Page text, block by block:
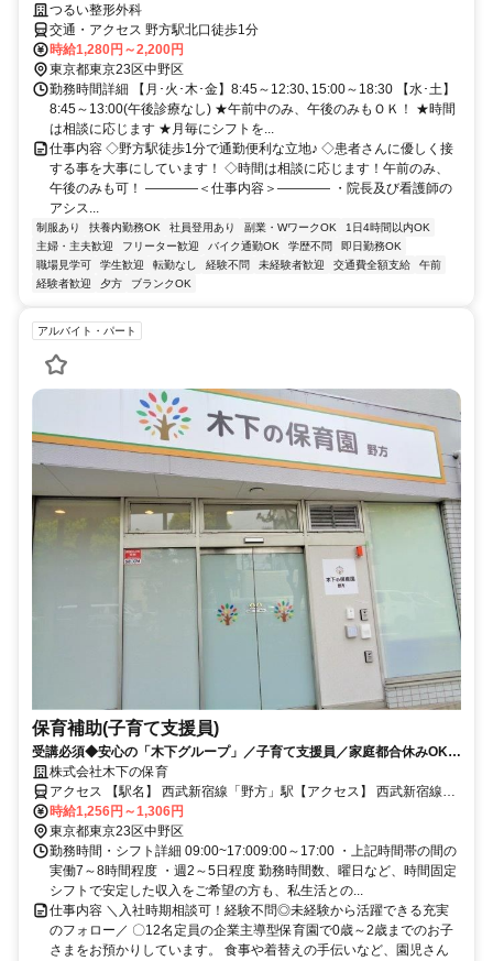
つるい整形外科
交通・アクセス 野方駅北口徒歩1分
時給1,280円～2,200円
東京都東京23区中野区
勤務時間詳細 【月･火･木･金】8:45～12:30､15:00～18:30 【水･土】
8:45～13:00(午後診療なし) ★午前中のみ、午後のみもＯＫ！ ★時間
は相談に応じます ★月毎にシフトを...
仕事内容 ◇野方駅徒歩1分で通勤便利な立地♪ ◇患者さんに優しく接
する事を大事にしています！ ◇時間は相談に応じます！午前のみ、
午後のみも可！ ――――＜仕事内容＞―――― ・院長及び看護師の
アシス...
制服あり 扶養内勤務OK 社員登用あり 副業・WワークOK
1日4時間以内OK
主婦・主夫歓迎
フリーター歓迎 バイク通勤OK 学歴不問
即日勤務OK
職場見学可
学生歓迎 転勤なし 経験不問 未経験者歓迎 交通費全額支給
午前
経験者歓迎
夕方 ブランクOK
アルバイト・パート
保育補助(子育て支援員)
受講必須◆安心の「木下グループ」／子育て支援員／家庭都合休みOK／
副業OK
株式会社木下の保育
アクセス 【駅名】 西武新宿線「野方」駅【アクセス】 西武新宿線
「野方」駅より徒歩4分
時給1,256円～1,306円
東京都東京23区中野区
勤務時間・シフト詳細 09:00~17:009:00～17:00 ・上記時間帯の間の
実働7～8時間程度 ・週2～5日程度 勤務時間数、曜日など、時間固定
シフトで安定した収入をご希望の方も、私生活との...
仕事内容 ＼入社時期相談可！経験不問◎未経験から活躍できる充実
のフォロー／ 〇12名定員の企業主導型保育園で0歳～2歳までのお子
さまをお預かりしています。 食事や着替えの手伝いなど、園児さん